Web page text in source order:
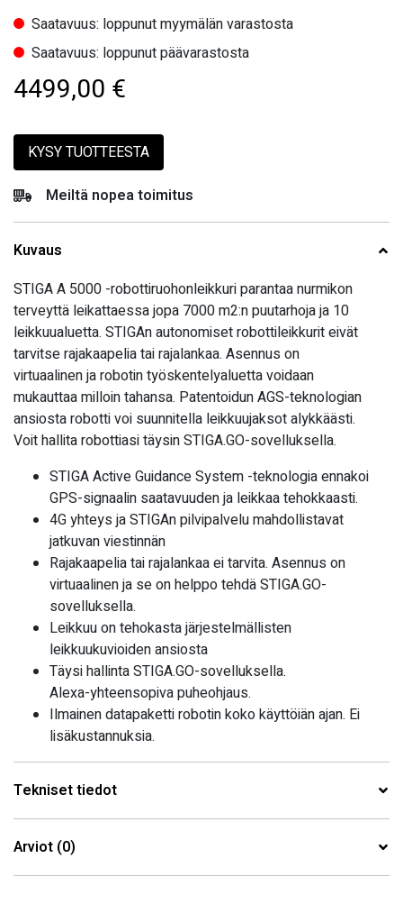
Saatavuus: loppunut myymälän varastosta
Saatavuus: loppunut päävarastosta
4499,00 €
KYSY TUOTTEESTA
Meiltä nopea toimitus
Kuvaus
STIGA A 5000 -robottiruohonleikkuri parantaa nurmikon
terveyttä leikattaessa jopa 7000 m2:n puutarhoja ja 10
leikkuualuetta. STIGAn autonomiset robottileikkurit eivät
tarvitse rajakaapelia tai rajalankaa. Asennus on
virtuaalinen ja robotin työskentelyaluetta voidaan
mukauttaa milloin tahansa. Patentoidun AGS-teknologian
ansiosta robotti voi suunnitella leikkuujaksot alykkäästi.
Voit hallita robottiasi täysin STIGA.GO-sovelluksella.
STIGA Active Guidance System -teknologia ennakoi
GPS-signaalin saatavuuden ja leikkaa tehokkaasti.
4G yhteys ja STIGAn pilvipalvelu mahdollistavat
jatkuvan viestinnän
Rajakaapelia tai rajalankaa ei tarvita. Asennus on
virtuaalinen ja se on helppo tehdä STIGA.GO-
sovelluksella.
Leikkuu on tehokasta järjestelmällisten
leikkuukuvioiden ansiosta
Täysi hallinta STIGA.GO-sovelluksella.
Alexa-yhteensopiva puheohjaus.
Ilmainen datapaketti robotin koko käyttöiän ajan. Ei
lisäkustannuksia.
Tekniset tiedot
Arviot (0)